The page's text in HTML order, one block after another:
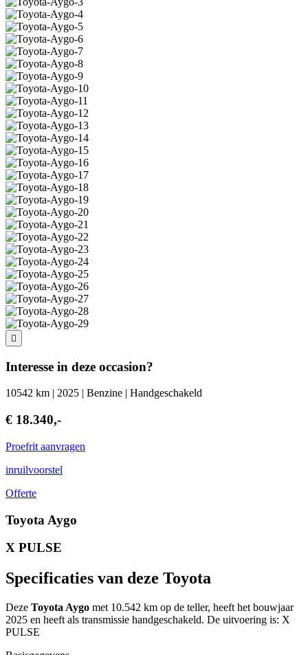
Interesse in deze occasion?
10542 km | 2025 | Benzine | Handgeschakeld
€ 18.340,-
Proefrit aanvragen
inruilvoorstel
Offerte
Toyota Aygo
X PULSE
Specificaties van deze Toyota
Deze Toyota Aygo met 10.542 km op de teller, heeft het bouwjaar
2025 en heeft als transmissie handgeschakeld. De uitvoering is: X
PULSE